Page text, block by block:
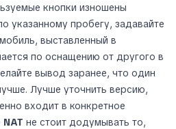
кнопки изношены
указанному пробегу, задавайте
выставленный в
по оснащению от другого в
вывод заранее, что один
Лучше уточнить версию,
входит в конкретное
не стоит додумывать то,